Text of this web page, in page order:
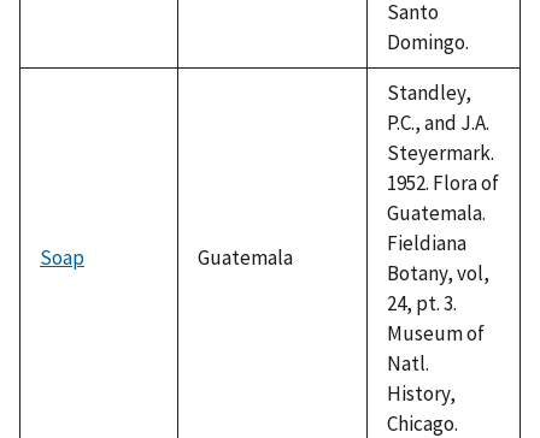
Santo
Domingo.
Soap Guatemala
Standley,
P.C., and J.A.
Steyermark.
1952. Flora of
Guatemala.
Fieldiana
Botany, vol,
24, pt. 3.
Museum of
Natl.
History,
Chicago.